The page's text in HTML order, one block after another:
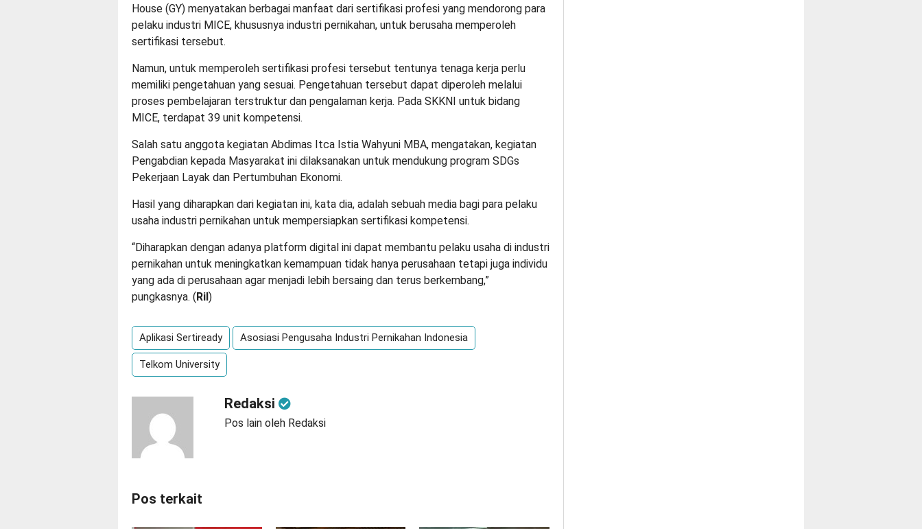
House (GY) menyatakan berbagai manfaat dari sertifikasi profesi yang mendorong para
pelaku industri MICE, khususnya industri pernikahan, untuk berusaha memperoleh
sertifikasi tersebut.
Namun, untuk memperoleh sertifikasi profesi tersebut tentunya tenaga kerja perlu
memiliki pengetahuan yang sesuai. Pengetahuan tersebut dapat diperoleh melalui
proses pembelajaran terstruktur dan pengalaman kerja. Pada SKKNI untuk bidang
MICE, terdapat 39 unit kompetensi.
Salah satu anggota kegiatan Abdimas Itca Istia Wahyuni MBA, mengatakan, kegiatan
Pengabdian kepada Masyarakat ini dilaksanakan untuk mendukung program SDGs
Pekerjaan Layak dan Pertumbuhan Ekonomi.
Hasil yang diharapkan dari kegiatan ini, kata dia, adalah sebuah media bagi para pelaku
usaha industri pernikahan untuk mempersiapkan sertifikasi kompetensi.
“Diharapkan dengan adanya platform digital ini dapat membantu pelaku usaha di industri
pernikahan untuk meningkatkan kemampuan tidak hanya perusahaan tetapi juga individu
yang ada di perusahaan agar menjadi lebih bersaing dan terus berkembang,”
pungkasnya. ( Ril )
Aplikasi Sertiready Asosiasi Pengusaha Industri Pernikahan Indonesia
Telkom University
Redaksi
Pos lain oleh Redaksi
Pos terkait